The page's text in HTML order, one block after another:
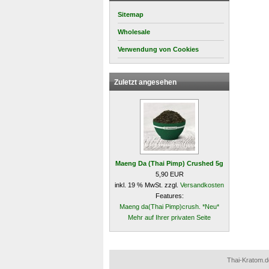
Sitemap
Wholesale
Verwendung von Cookies
Zuletzt angesehen
Maeng Da (Thai Pimp) Crushed 5g
5,90 EUR
inkl. 19 % MwSt. zzgl. Versandkosten
Features:
Maeng da(Thai Pimp)crush. *Neu*
Mehr auf Ihrer privaten Seite
Thai-